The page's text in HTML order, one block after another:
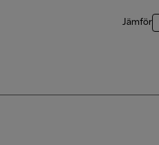
Jämför